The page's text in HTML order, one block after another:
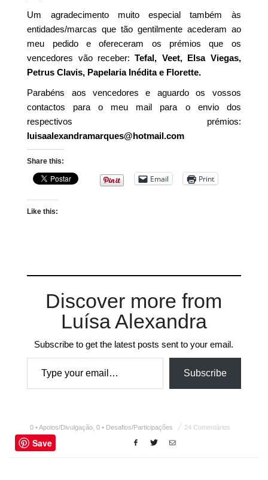
Um agradecimento muito especial também às
entidades/marcas que tão gentilmente acederam ao
meu pedido e ofereceram os prémios que os
vencedores vão receber:Tefal, Veet, Elsa Viegas,
Petrus Clavis, Papelaria Inédita e Florette.
Parabéns aos vencedores e aguardo os vossos
contactos para o meu mail para o envio dos
respectivos prémios:
luisaalexandramarques@hotmail.com
Share this:
Email Print
Like this:
Discover more from
Luísa Alexandra
Subscribe to get the latest posts sent to your email.
Type your email…
Subscribe
0 • Apoios/Divulgação, 0 • Desafios/Participações 24 Comentários
Save